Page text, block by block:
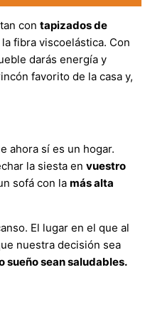
con tapizados de
fibra viscoelástica. Con
darás energía y
favorito de la casa y,
ahora sí es un hogar.
la siesta en vuestro
sofá con la más alta
El lugar en el que al
nuestra decisión sea
sueño sean saludables.